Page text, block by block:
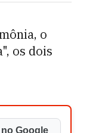
o
os dois
Google